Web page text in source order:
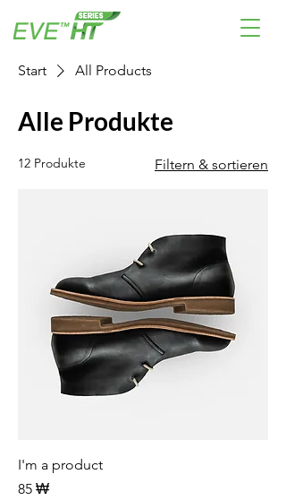
Start All Products
Alle Produkte
12 Produkte Filtern & sortieren
I'm a product
Preis
85 ₩